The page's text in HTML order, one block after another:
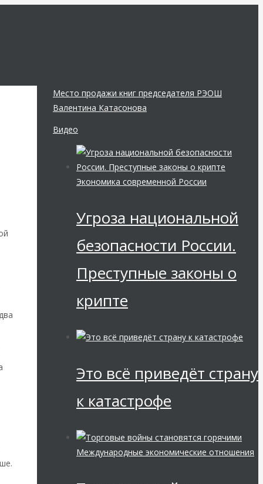
Место продажи книг председателя РЭОШ
Валентина Катасонова
Видео
Экономика современной России
Угроза национальной
безопасности России.
Преступные законы о
крипте
Это всё приведёт страну
к катастрофе
Международные экономические отношения